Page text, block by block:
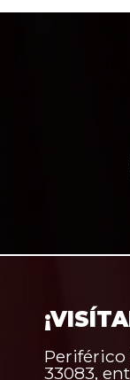
Periférico
33083,